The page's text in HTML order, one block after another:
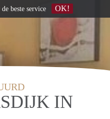
IN
beste service OK!